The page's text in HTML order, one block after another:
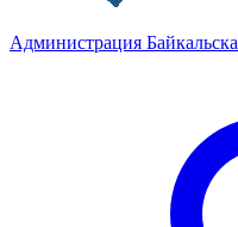
Администрация Байкальска